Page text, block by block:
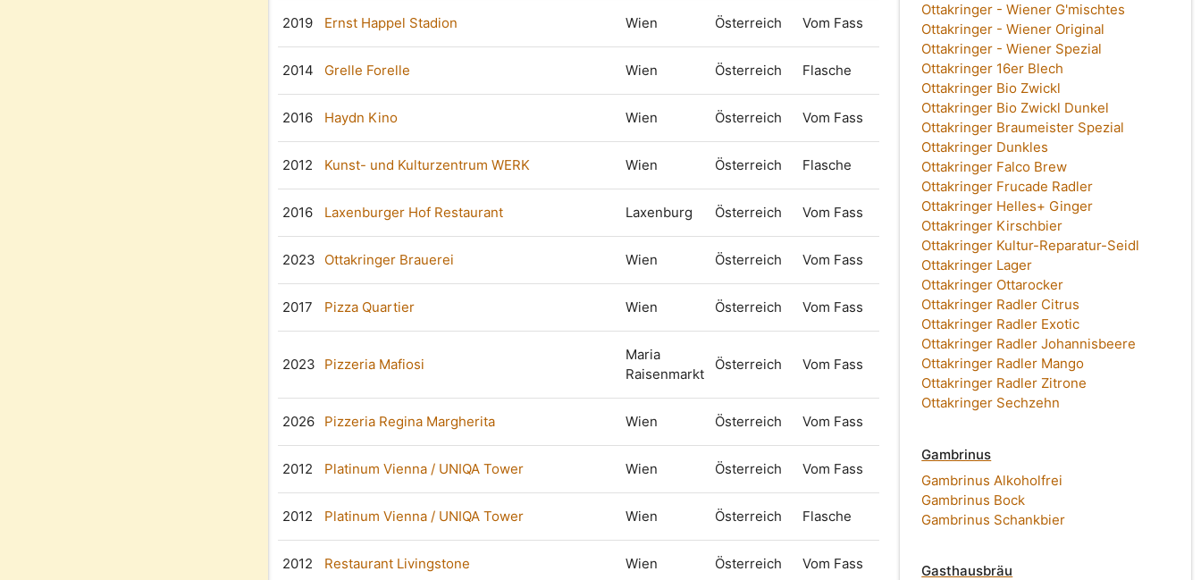
2019 Ernst Happel Stadion Wien Österreich Vom Fass
2014 Grelle Forelle Wien Österreich Flasche
2016 Haydn Kino Wien Österreich Vom Fass
2012 Kunst- und Kulturzentrum WERK Wien Österreich Flasche
2016 Laxenburger Hof Restaurant Laxenburg Österreich Vom Fass
2023 Ottakringer Brauerei Wien Österreich Vom Fass
2017 Pizza Quartier Wien Österreich Vom Fass
2023 Pizzeria Mafiosi
Maria
Raisenmarkt
Österreich Vom Fass
2026 Pizzeria Regina Margherita Wien Österreich Vom Fass
2012 Platinum Vienna / UNIQA Tower Wien Österreich Vom Fass
2012 Platinum Vienna / UNIQA Tower Wien Österreich Flasche
2012 Restaurant Livingstone Wien Österreich Vom Fass
Ottakringer - Wiener G'mischtes
Ottakringer - Wiener Original
Ottakringer - Wiener Spezial
Ottakringer 16er Blech
Ottakringer Bio Zwickl
Ottakringer Bio Zwickl Dunkel
Ottakringer Braumeister Spezial
Ottakringer Dunkles
Ottakringer Falco Brew
Ottakringer Frucade Radler
Ottakringer Helles+ Ginger
Ottakringer Kirschbier
Ottakringer Kultur-Reparatur-Seidl
Ottakringer Lager
Ottakringer Ottarocker
Ottakringer Radler Citrus
Ottakringer Radler Exotic
Ottakringer Radler Johannisbeere
Ottakringer Radler Mango
Ottakringer Radler Zitrone
Ottakringer Sechzehn
Gambrinus
Gambrinus Alkoholfrei
Gambrinus Bock
Gambrinus Schankbier
Gasthausbräu